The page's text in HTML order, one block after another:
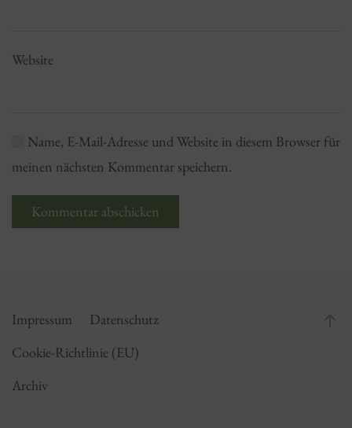
Website
Name, E-Mail-Adresse und Website in diesem Browser für
meinen nächsten Kommentar speichern.
Kommentar abschicken
Impressum
Datenschutz
Cookie-Richtlinie (EU)
Archiv